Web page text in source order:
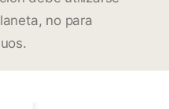
no para